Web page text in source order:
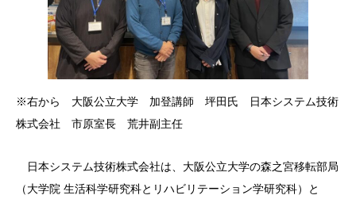
※右から 大阪公立大学 加登講師 坪田氏 日本システム技術
株式会社 市原室長 荒井副主任
日本システム技術株式会社は、大阪公立大学の森之宮移転部局
（大学院 生活科学研究科とリハビリテーション学研究科）と